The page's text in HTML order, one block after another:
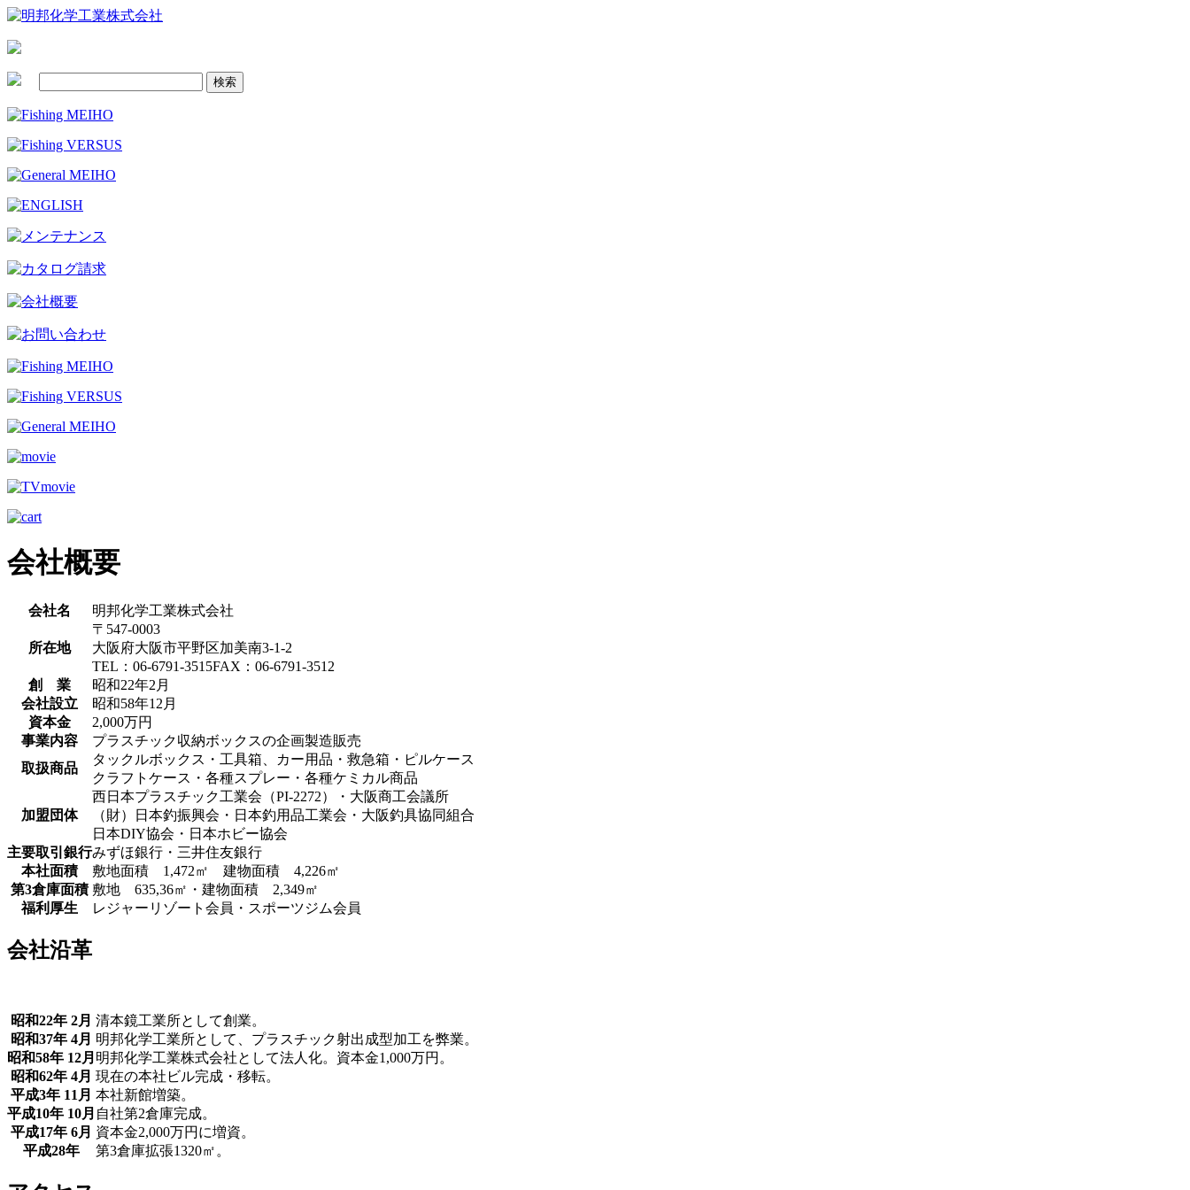
会社概要
会社名 明邦化学工業株式会社
所在地
〒547-0003
大阪府大阪市平野区加美南3-1-2
TEL：06-6791-3515FAX：06-6791-3512
創 業
昭和22年2月
会社設立
昭和58年12月
資本金
2,000万円
事業内容
プラスチック収納ボックスの企画製造販売
取扱商品
タックルボックス・工具箱、カー用品・救急箱・ピルケース
クラフトケース・各種スプレー・各種ケミカル商品
加盟団体
西日本プラスチック工業会（PI-2272）・大阪商工会議所
（財）日本釣振興会・日本釣用品工業会・大阪釣具協同組合
日本DIY協会・日本ホビー協会
主要取引銀行みずほ銀行・三井住友銀行
本社面積
敷地面積 1,472㎡ 建物面積 4,226㎡
第3倉庫面積 敷地 635,36㎡・建物面積 2,349㎡
福利厚生
レジャーリゾート会員・スポーツジム会員
会社沿革
昭和22年 2月 清本鏡工業所として創業。
昭和37年 4月 明邦化学工業所として、プラスチック射出成型加工を弊業。
昭和58年 12月 明邦化学工業株式会社として法人化。資本金1,000万円。
昭和62年 4月 現在の本社ビル完成・移転。
平成3年 11月 本社新館増築。
平成10年 10月 自社第2倉庫完成。
平成17年 6月 資本金2,000万円に増資。
平成28年
第3倉庫拡張1320㎡。